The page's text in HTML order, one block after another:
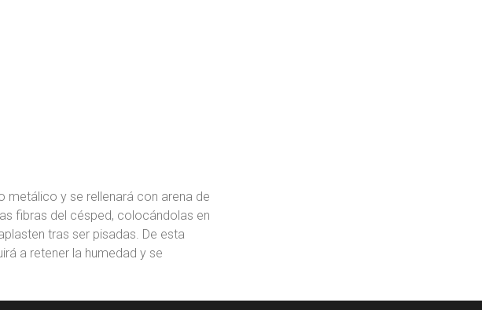
metálico y se rellenará con arena de
fibras del césped, colocándolas en
tras ser pisadas. De esta
a retener la humedad y se